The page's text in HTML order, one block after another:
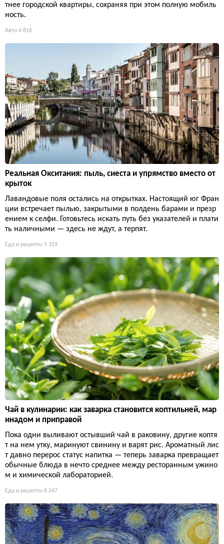
тнее городской квартиры, сохраняя при этом полную мобиль
ность.
Авто 4 816
Реальная Окситания: пыль, сиеста и упрямство вместо от
крыток
Лавандовые поля остались на открытках. Настоящий юг Фран
ции встречает пылью, закрытыми в полдень барами и презр
ением к селфи. Готовьтесь искать путь без указателей и плати
ть наличными — здесь не ждут, а терпят.
Еда и рецепты 5 319
Чай в кулинарии: как заварка становится коптильней, мар
инадом и приправой
Пока одни выливают остывший чай в раковину, другие коптя
т на нем утку, маринуют свинину и варят рис. Ароматный лис
т давно перерос статус напитка — теперь заварка превращает
обычные блюда в нечто среднее между ресторанным ужино
м и химической лабораторией.
Еда и рецепты 6 247